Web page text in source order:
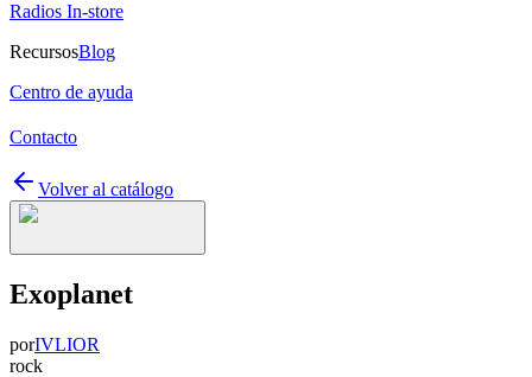
Radios In-store
RecursosBlog
Centro de ayuda
Contacto
Volver al catálogo
Exoplanet
porIVLIOR
rock